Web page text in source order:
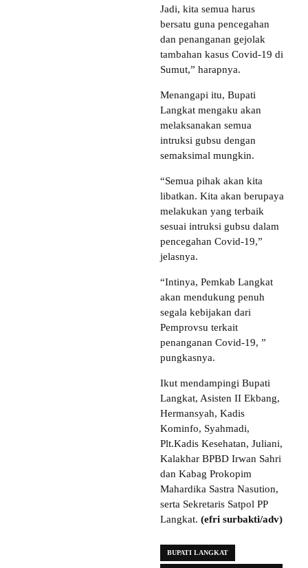
Jadi, kita semua harus
bersatu guna pencegahan
dan penanganan gejolak
tambahan kasus Covid-19 di
Sumut,” harapnya.
Menangapi itu, Bupati
Langkat mengaku akan
melaksanakan semua
intruksi gubsu dengan
semaksimal mungkin.
“Semua pihak akan kita
libatkan. Kita akan berupaya
melakukan yang terbaik
sesuai intruksi gubsu dalam
pencegahan Covid-19,”
jelasnya.
“Intinya, Pemkab Langkat
akan mendukung penuh
segala kebijakan dari
Pemprovsu terkait
penanganan Covid-19, ”
pungkasnya.
Ikut mendampingi Bupati
Langkat, Asisten II Ekbang,
Hermansyah, Kadis
Kominfo, Syahmadi,
Plt.Kadis Kesehatan, Juliani,
Kalakhar BPBD Irwan Sahri
dan Kabag Prokopim
Mahardika Sastra Nasution,
serta Sekretaris Satpol PP
Langkat. (efri surbakti/adv)
BUPATI LANGKAT